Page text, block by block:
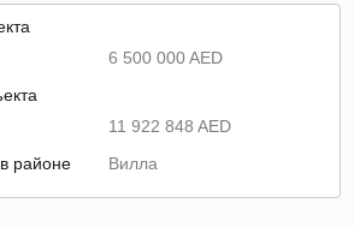
6 500 000 AED
11 922 848 AED
районе
Вилла